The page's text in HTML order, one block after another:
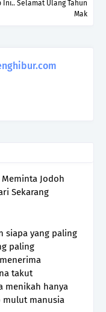
Ini.. Selamat Ulang Tahun
Mak
Jodoh
Sekarang
siapa yang paling
paling
takut
menikah hanya
mulut manusia